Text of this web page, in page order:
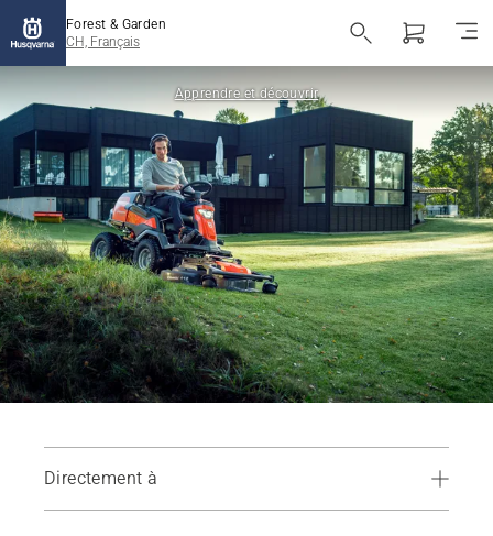
Forest & Garden
CH, Français
Apprendre et découvrir
Directement à